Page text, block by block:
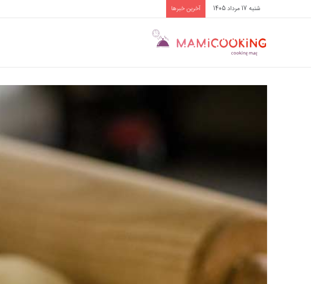
شنبه 17 مرداد 1405 آخرین خبرها